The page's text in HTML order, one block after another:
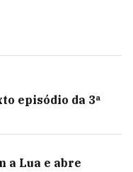
episódio da 3ª
a Lua e abre